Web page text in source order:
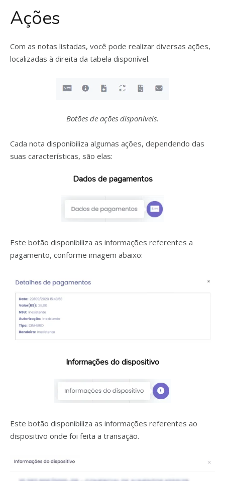
Ações
Com as notas listadas, você pode realizar diversas ações,
localizadas à direita da tabela disponível.
Botões de ações disponíveis.
Cada nota disponibiliza algumas ações, dependendo das
suas características, são elas:
Dados de pagamentos
Este botão disponibiliza as informações referentes a
pagamento, conforme imagem abaixo:
Informações do dispositivo
Este botão disponibiliza as informações referentes ao
dispositivo onde foi feita a transação.